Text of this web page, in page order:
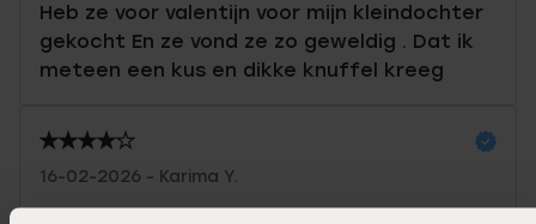
Heb ze voor valentijn voor mijn kleindochter
gekocht En ze vond ze zo geweldig . Dat ik
meteen een kus en dikke knuffel kreeg
16-02-2026 - Karima Y.